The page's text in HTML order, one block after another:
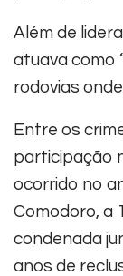
Além de
atuava como
rodovias
Entre os
participação
ocorrido no
Comodoro, a
condenada
anos de